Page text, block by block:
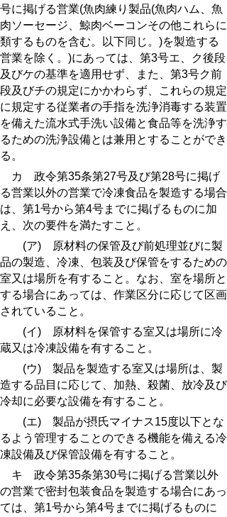
号に掲げる営業(魚肉練り製品(魚肉ハム、魚
肉ソーセージ、鯨肉ベーコンその他これらに
類するものを含む。以下同じ。)を製造する
営業を除く。)にあっては、 第3号エ
ク後段
及びケの基準を適用せず、また、 第3号ク前
段及びチの規定にかかわらず、これらの規定
に規定する従業者の手指を洗浄消毒する装置
を備えた流水式手洗い設備と食品等を洗浄す
るための洗浄設備とは兼用とすることができ
る。
カ 政令第35条第27号及び第28号に掲げ
る営業以外の営業で冷凍食品を製造する場合
は、 第1号から第4号までに掲げるものに加
え、次の要件を満たすこと。
(ア) 原材料の保管及び前処理並びに製
品の製造、冷凍、包装及び保管をするための
室又は場所を有すること。なお、室を場所と
する場合にあっては、作業区分に応じて区画
されていること。
(イ) 原材料を保管する室又は場所に冷
蔵又は冷凍設備を有すること。
(ウ) 製品を製造する室又は場所は、製
造する品目に応じて、加熱、殺菌、放冷及び
冷却に必要な設備を有すること。
(エ) 製品が摂氏マイナス15度以下とな
るよう管理することのできる機能を備える冷
凍設備及び保管設備を有すること。
キ 政令第35条第30号に掲げる営業以外
の営業で密封包装食品を製造する場合にあっ
ては、 第1号から第4号までに掲げるものに